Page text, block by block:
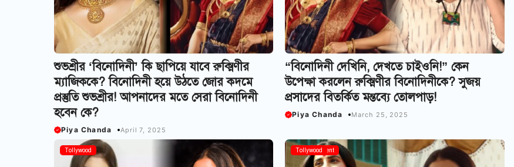
শুভশ্রীর ‘বিনোদিনী’ কি ছাপিয়ে যাবে রুক্মিণীর
ম্যাজিককে? বিনোদিনী হয়ে উঠতে জোর কদমে
প্রস্তুতি শুভশ্রীর! আপনাদের মতে সেরা বিনোদিনী
হবেন কে?
Piya Chanda April 7, 2025
“বিনোদিনী দেখিনি, দেখতে চাইওনি!” কেন
উপেক্ষা করলেন রুক্মিণীর বিনোদিনীকে? সুজয়
প্রসাদের বিতর্কিত মন্তব্যে তোলপাড়!
Piya Chanda March 25, 2025
Tollywood Entertainment
Tollywood